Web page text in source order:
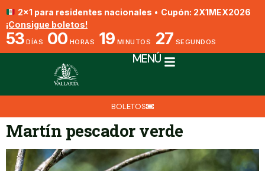
2x1 para residentes nacionales • Cupón: 2X1MEX2026
¡Consigue boletos!
53 DÍAS 00 HORAS 19 MINUTOS 27 SEGUNDOS
MENÚ
BOLETOS
Martín pescador verde